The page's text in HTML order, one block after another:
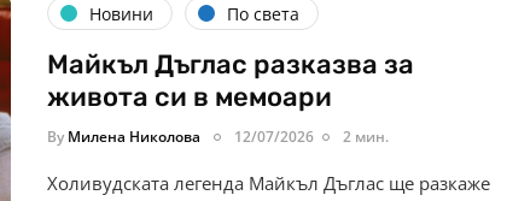
Новини По света
Майкъл Дъглас разказва за
живота си в мемоари
By Милена Николова 12/07/2026 2 мин.
Холивудската легенда Майкъл Дъглас ще разкаже